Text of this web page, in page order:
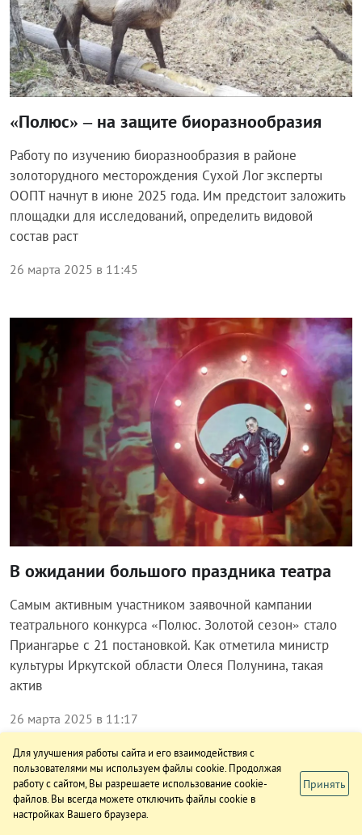
«Полюс» – на защите биоразнообразия
Работу по изучению биоразнообразия в районе
золоторудного месторождения Сухой Лог эксперты
ООПТ начнут в июне 2025 года. Им предстоит заложить
площадки для исследований, определить видовой
состав раст
26 марта 2025 в 11:45
Общество
В ожидании большого праздника театра
Самым активным участником заявочной кампании
театрального конкурса «Полюс. Золотой сезон» стало
Приангарье с 21 постановкой. Как отметила министр
культуры Иркутской области Олеся Полунина, такая
актив
26 марта 2025 в 11:17
Общество
Для улучшения работы сайта и его взаимодействия с
пользователями мы используем файлы cookie. Продолжая
работу с сайтом, Вы разрешаете использование cookie-
файлов. Вы всегда можете отключить файлы cookie в
настройках Вашего браузера.
Принять